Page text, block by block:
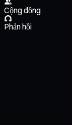
Cộng đồng
Phản hồi